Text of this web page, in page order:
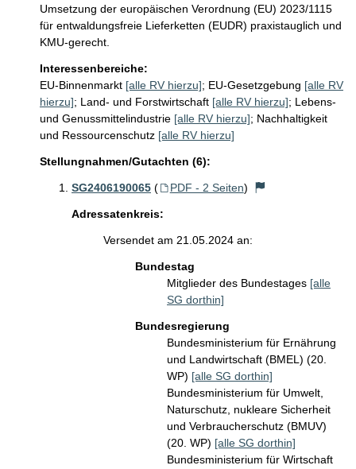
Umsetzung der europäischen Verordnung (EU) 2023/1115
für entwaldungsfreie Lieferketten (EUDR) praxistauglich und
KMU-gerecht.
Interessenbereiche:
EU-Binnenmarkt [alle RV hierzu]; EU-Gesetzgebung [alle RV
hierzu]; Land- und Forstwirtschaft [alle RV hierzu]; Lebens-
und Genussmittelindustrie [alle RV hierzu]; Nachhaltigkeit
und Ressourcenschutz [alle RV hierzu]
Stellungnahmen/Gutachten (6):
SG2406190065 ( PDF - 2 Seiten)
Adressatenkreis:
Versendet am 21.05.2024 an:
Bundestag
Mitglieder des Bundestages [alle
SG dorthin]
Bundesregierung
Bundesministerium für Ernährung
und Landwirtschaft (BMEL) (20.
WP) [alle SG dorthin]
Bundesministerium für Umwelt,
Naturschutz, nukleare Sicherheit
und Verbraucherschutz (BMUV)
(20. WP) [alle SG dorthin]
Bundesministerium für Wirtschaft